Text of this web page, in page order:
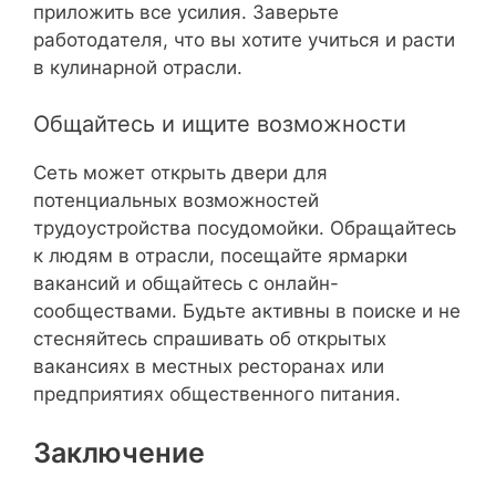
приложить все усилия. Заверьте
работодателя, что вы хотите учиться и расти
в кулинарной отрасли.
Общайтесь и ищите возможности
Сеть может открыть двери для
потенциальных возможностей
трудоустройства посудомойки. Обращайтесь
к людям в отрасли, посещайте ярмарки
вакансий и общайтесь с онлайн-
сообществами. Будьте активны в поиске и не
стесняйтесь спрашивать об открытых
вакансиях в местных ресторанах или
предприятиях общественного питания.
Заключение